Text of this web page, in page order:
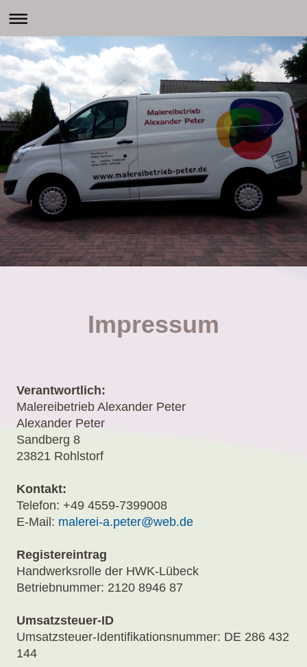
Impressum
Verantwortlich:
Malereibetrieb Alexander Peter
Alexander Peter
Sandberg 8
23821 Rohlstorf
Kontakt:
Telefon: +49 4559-7399008
E-Mail: malerei-a.peter@web.de
Registereintrag
Handwerksrolle der HWK-Lübeck
Betriebnummer: 2120 8946 87
Umsatzsteuer-ID
Umsatzsteuer-Identifikationsnummer: DE 286 432
144